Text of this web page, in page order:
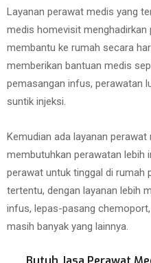
Layanan perawat medis yang
medis homevisit
membantu ke rumah secara
memberikan bantuan medis
pemasangan infus, perawatan
suntik injeksi.
Kemudian ada layanan
membutuhkan perawatan lebih
perawat untuk tinggal di rumah
tertentu, dengan layanan lebih
infus, lepas-pasang
masih banyak yang lainnya.